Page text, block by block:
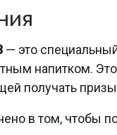
— это
напитком.
получать
в том, чтобы